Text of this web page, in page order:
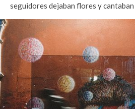
seguidores dejaban flores y cantaban